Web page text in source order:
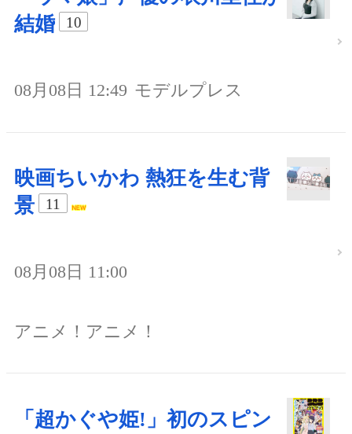
結婚
10
08月08日 12:49 モデルプレス
映画ちいかわ 熱狂を生む背
景
11
08月08日 11:00
アニメ！アニメ！
「超かぐや姫!」初のスピン